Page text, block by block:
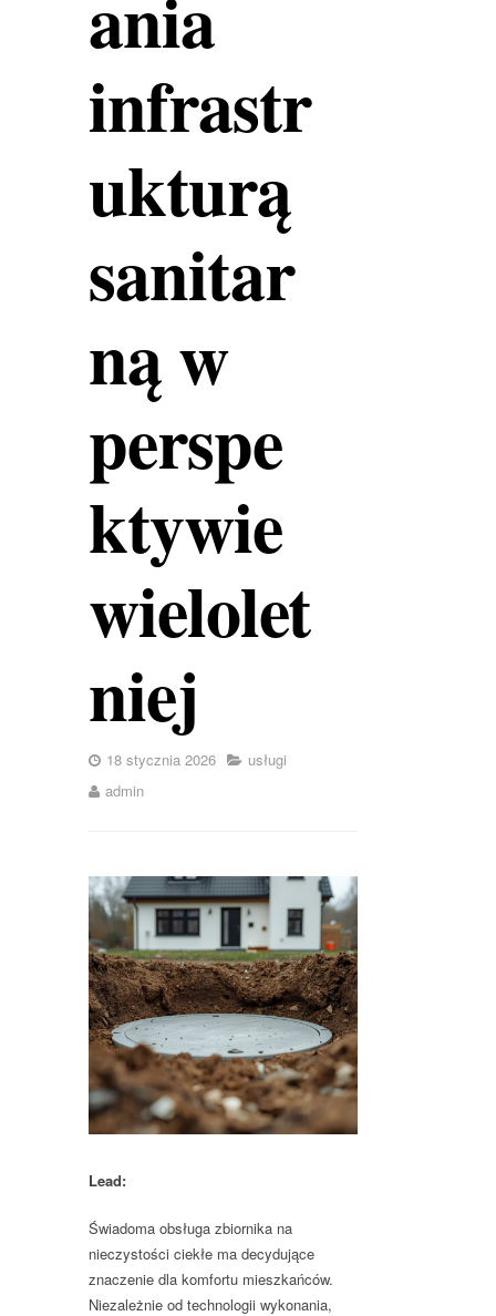
infrastr
ukturą
sanitar
ną w
perspe
ktywie
wielolet
niej
18 stycznia 2026
usługi
admin
Lead:
Świadoma obsługa zbiornika na
nieczystości ciekłe ma decydujące
znaczenie dla komfortu mieszkańców.
Niezależnie od technologii wykonania,